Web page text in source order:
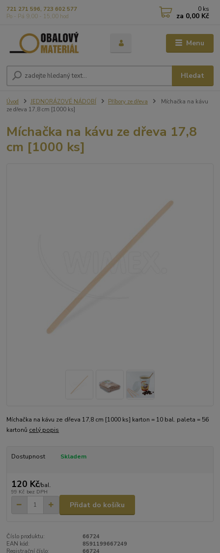
Menu
Hledat
721 271 596, 723 602 577
Po - Pá 9,00 - 15,00 hod
0 ks
za 0,00 Kč
Úvod JEDNORÁZOVÉ NÁDOBÍ Příbory ze dřeva
Míchačka na kávu
ze dřeva 17,8 cm [1000 ks]
Míchačka na kávu ze dřeva 17,8
cm [1000 ks]
Míchačka na kávu ze dřeva 17,8 cm [1000 ks] karton = 10 bal. paleta = 56
kartonů celý popis
Dostupnost Skladem
120 Kč/bal.
99 Kč bez DPH
Přidat do košíku
Číslo produktu:
66724
EAN kód:
8591199667249
Registrační číslo:
66724